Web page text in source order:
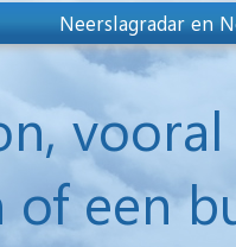
Neerslagradar en
of een